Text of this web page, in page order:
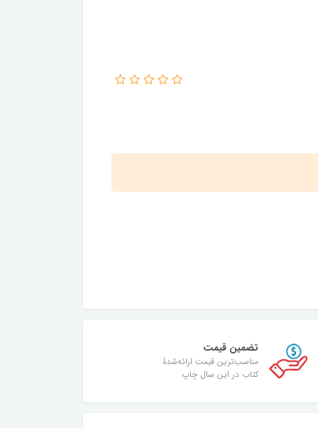
تضمین قیمت
مناسب‌ترین قیمت ارائه‌شدۀ
کتاب در این سال چاپ